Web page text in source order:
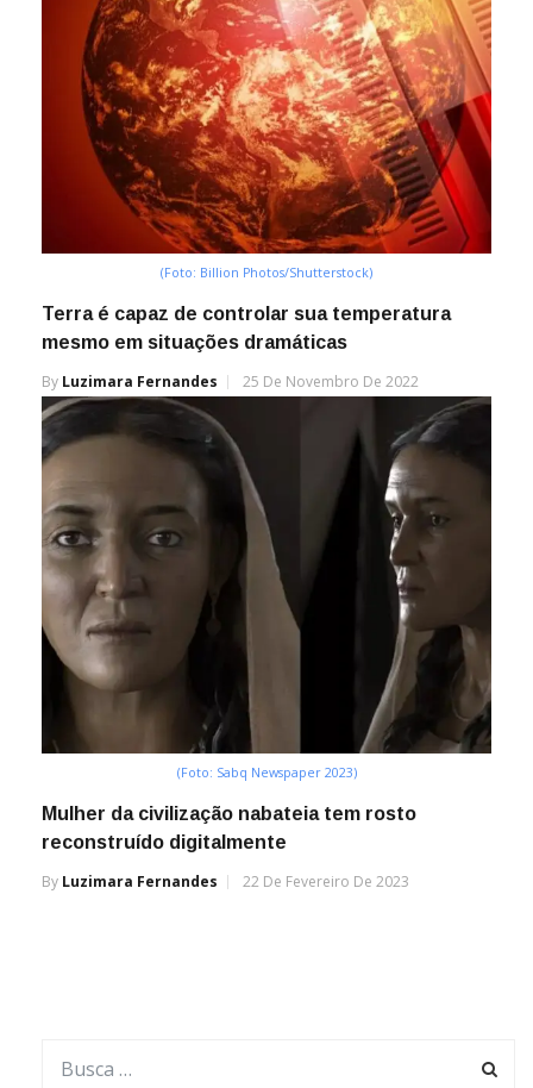
(Foto: Billion Photos/Shutterstock)
Terra é capaz de controlar sua temperatura
mesmo em situações dramáticas
By Luzimara Fernandes 25 De Novembro De 2022
(Foto: Sabq Newspaper 2023)
Mulher da civilização nabateia tem rosto
reconstruído digitalmente
By Luzimara Fernandes 22 De Fevereiro De 2023